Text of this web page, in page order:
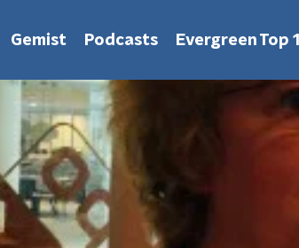
Gemist Podcasts Evergreen Top